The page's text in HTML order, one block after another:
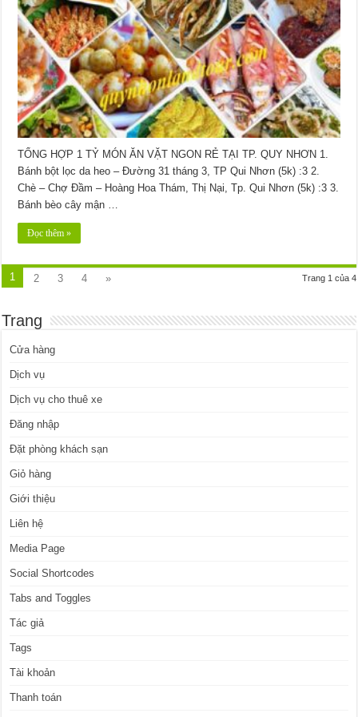
TỔNG HỢP 1 TỶ MÓN ĂN VẶT NGON RẺ TẠI TP. QUY NHƠN 1.
Bánh bột lọc da heo – Đường 31 tháng 3, TP Qui Nhơn (5k) :3 2.
Chè – Chợ Đầm – Hoàng Hoa Thám, Thị Nại, Tp. Qui Nhơn (5k) :3 3.
Bánh bèo cây mận …
Đọc thêm »
Trang 1 của 4
1 2 3 4 »
Trang
Cửa hàng
Dịch vụ
Dịch vụ cho thuê xe
Đăng nhập
Đặt phòng khách sạn
Giỏ hàng
Giới thiệu
Liên hệ
Media Page
Social Shortcodes
Tabs and Toggles
Tác giả
Tags
Tài khoản
Thanh toán